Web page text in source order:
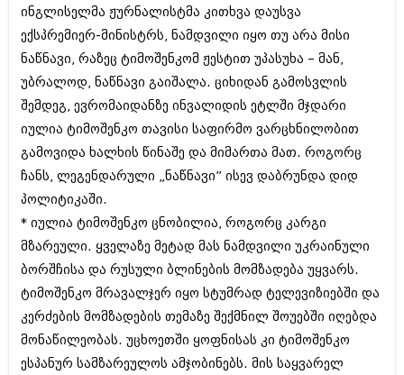
თებერვალი 2018 (208)
იანვარი 2018 (215)
დეკემბერი 2017 (243)
ნოემბერი 2017 (212)
ოქტომბერი 2017 (231)
სექტემბერი 2017 (261)
აგვისტო 2017 (212)
ივლისი 2017 (233)
ივნისი 2017 (265)
მაისი 2017 (216)
მარტი 2017 (212)
თებერვალი 2017 (205)
იანვარი 2017 (246)
დეკემბერი 2016 (207)
ნოემბერი 2016 (207)
ოქტომბერი 2016 (257)
სექტემბერი 2016 (224)
აგვისტო 2016 (258)
ივლისი 2016 (211)
ივნისი 2016 (221)
ინგლისელმა ჟურნალისტმა კითხვა დაუსვა
ექსპრემიერ-მინისტრს, ნამდვილი იყო თუ არა მისი
ნაწნავი, რაზეც ტიმოშენკომ ჟესტით უპასუხა – მან,
უბრალოდ, ნაწნავი გაიშალა. ციხიდან გამოსვლის
შემდეგ, ევრომაიდანზე ინვალიდის ეტლში მჯდარი
იულია ტიმოშენკო თავისი საფირმო ვარცხნილობით
გამოვიდა ხალხის წინაშე და მიმართა მათ. როგორც
ჩანს, ლეგენდარული „ნაწნავი” ისევ დაბრუნდა დიდ
პოლიტიკაში.
* იულია ტიმოშენკო ცნობილია, როგორც კარგი
მზარეული. ყველაზე მეტად მას ნამდვილი უკრაინული
ბორშჩისა და რუსული ბლინების მომზადება უყვარს.
ტიმოშენკო მრავალჯერ იყო სტუმრად ტელევიზიებში და
კერძების მომზადების თემაზე შექმნილ შოუებში იღებდა
მონაწილეობას. უცხოეთში ყოფნისას კი ტიმოშენკო
ესპანურ სამზარეულოს ამჯობინებს. მის საყვარელ